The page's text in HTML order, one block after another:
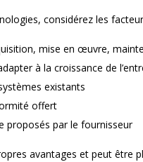
considérez les
mise en œuvre,
à la croissance de
existants
offert
proposés par le fournisseur
avantages et peut être